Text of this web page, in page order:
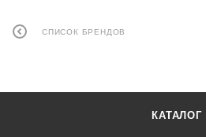
СПИСОК БРЕНДОВ
КАТАЛОГ